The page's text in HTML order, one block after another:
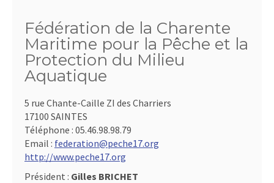
Fédération de la Charente
Maritime pour la Pêche et la
Protection du Milieu
Aquatique
5 rue Chante-Caille ZI des Charriers
17100 SAINTES
Téléphone : 05.46.98.98.79
Email : federation@peche17.org
http://www.peche17.org
Président : Gilles BRICHET